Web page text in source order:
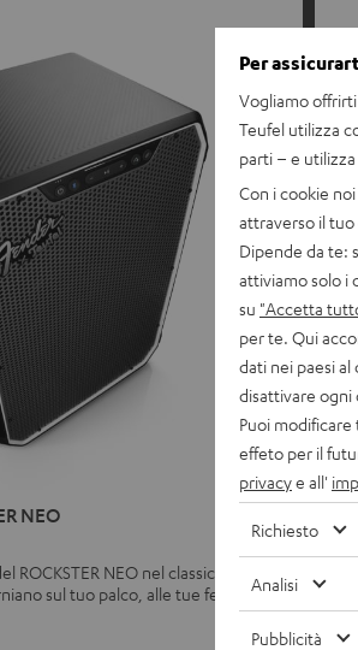
NEO
ROCKSTER NEO nel classico design
sul tuo palco, alle tue feste e a
Per
Vogliamo
Teufel utilizza
parti – e
Con i cookie
attraverso il
Dipende da te:
attiviamo solo i
su "Accetta
per te. Qui
dati nei paesi al
disattivare ogni
Puoi
effeto per il
privacye all'
Richiesto
Analisi
Pubblicità